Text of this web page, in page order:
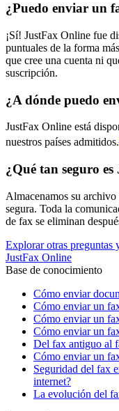
¿Puedo enviar un
¡Sí! JustFax Online fue
puntuales de la forma
que cree una cuenta ni
suscripción.
¿A dónde puedo
JustFax Online está
nuestros países admitidos.
¿Qué tan seguro
Almacenamos su
segura. Toda la
de fax se eliminan
Explorar otras preguntas
JustFax Online
Base de conocimiento
Cómo enviar
Cómo enviar un
Cómo enviar un
Cómo enviar un
Del fax antiguo al
Cómo enviar un
Seguridad del fax
internet?
La evolución del